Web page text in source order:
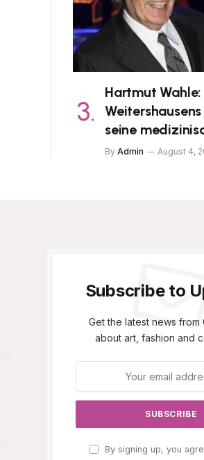
Hartmut
seine
By Admin August 4,
Subscribe to
Get the latest news from
about art, fashion and
By signing up, you